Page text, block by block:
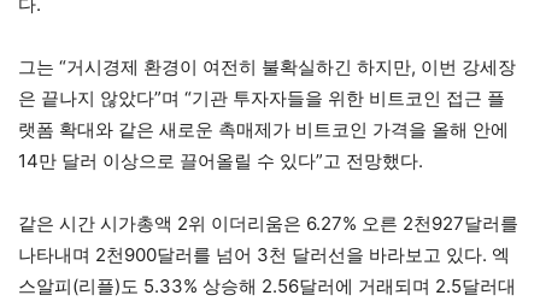
그는 “거시경제 환경이 여전히 불확실하긴 하지만, 이번 강세장
은 끝나지 않았다”며 “기관 투자자들을 위한 비트코인 접근 플
랫폼 확대와 같은 새로운 촉매제가 비트코인 가격을 올해 안에
14만 달러 이상으로 끌어올릴 수 있다”고 전망했다.
같은 시간 시가총액 2위 이더리움은 6.27% 오른 2천927달러를
나타내며 2천900달러를 넘어 3천 달러선을 바라보고 있다. 엑
스알피(리플)도 5.33% 상승해 2.56달러에 거래되며 2.5달러대